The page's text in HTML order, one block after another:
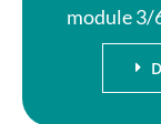
module 3/